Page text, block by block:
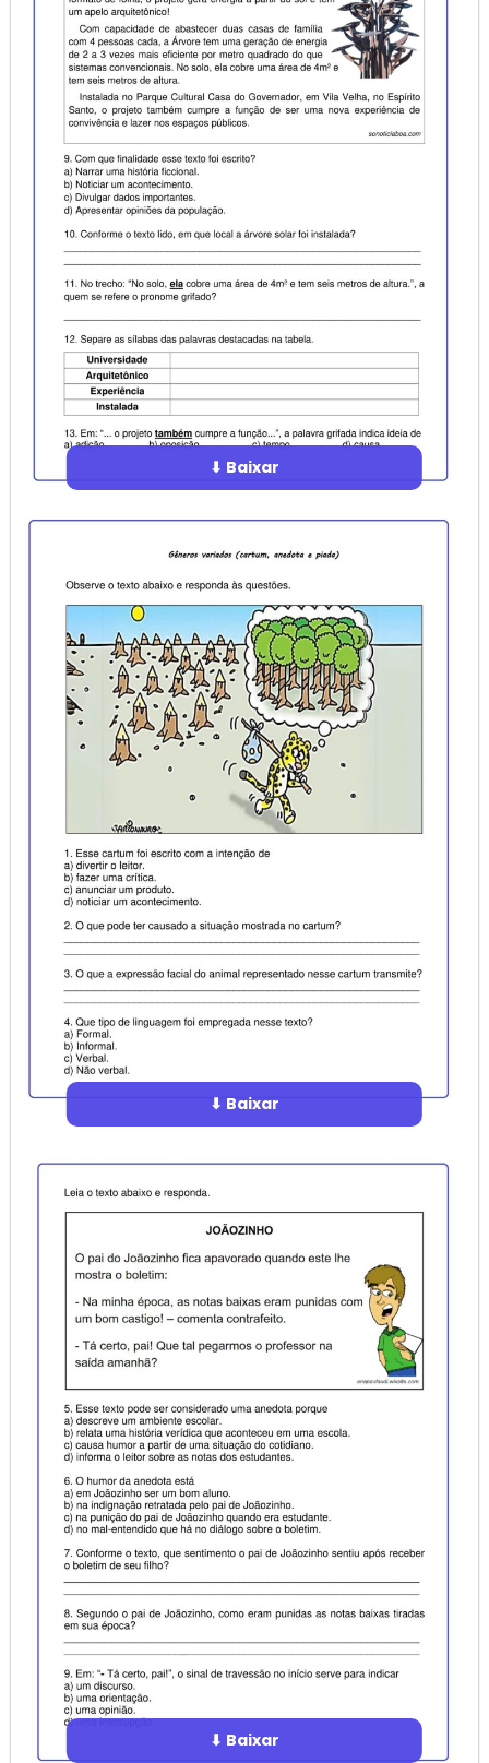
⬇ Baixar
⬇ Baixar
⬇ Baixar